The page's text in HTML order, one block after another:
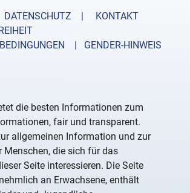
|
KONTAKT
| GENDER-HINWEIS
die besten Informationen zum
fair und transparent.
allgemeinen Information und zur
Menschen, die sich für das
Seite interessieren. Die Seite
an Erwachsene, enthält